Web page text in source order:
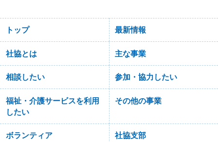
トップ 最新情報
社協とは 主な事業
相談したい 参加・協力したい
福祉・介護サービスを利用
したい
その他の事業
ボランティア 社協支部